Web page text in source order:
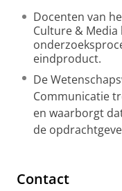
Docenten van
Culture &
eindproduct.
De
Communicatie
en waarborgt
de
Contact